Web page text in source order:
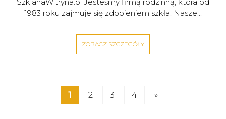
1983 roku zajmuje się zdobieniem szkła. Nasze...
ZOBACZ SZCZEGÓŁY
1 2 3 4 »